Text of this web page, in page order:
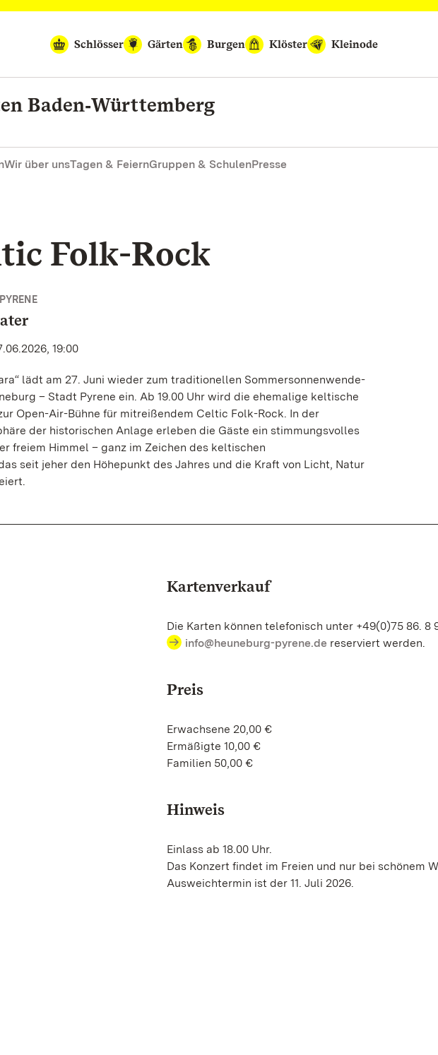
Schlösser
Gärten Burgen Klöster Kleinode
Baden‑Württemberg
Wir über unsTagen & FeiernGruppen & SchulenPresse
Folk-Rock
19:00
lädt am 27. Juni wieder zum traditionellen Sommersonnenwende-
– Stadt Pyrene ein. Ab 19.00 Uhr wird die ehemalige keltische
Open-Air-Bühne für mitreißendem Celtic Folk-Rock. In der
der historischen Anlage erleben die Gäste ein stimmungsvolles
freiem Himmel – ganz im Zeichen des keltischen
seit jeher den Höhepunkt des Jahres und die Kraft von Licht, Natur
Kartenverkauf
Die Karten können telefonisch unter +49(0)75 86. 8
info@heuneburg-pyrene.de reserviert werden.
Preis
Erwachsene 20,00 €
Ermäßigte 10,00 €
Familien 50,00 €
Hinweis
Einlass ab 18.00 Uhr.
Das Konzert findet im Freien und nur bei schönem
Ausweichtermin ist der 11. Juli 2026.